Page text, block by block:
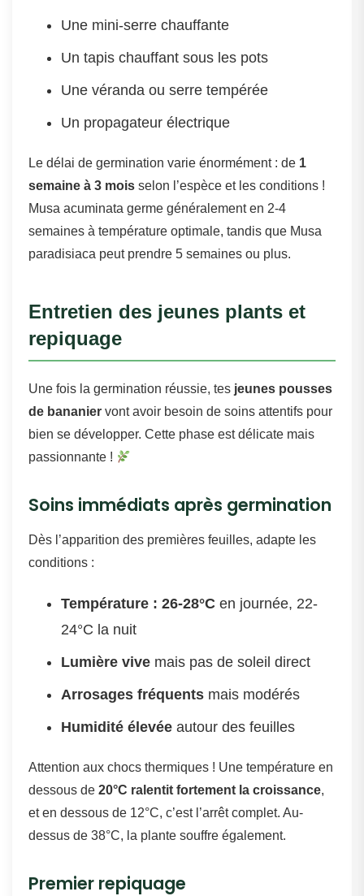
Une mini-serre chauffante
Un tapis chauffant sous les pots
Une véranda ou serre tempérée
Un propagateur électrique
Le délai de germination varie énormément : de 1
semaine à 3 mois selon l’espèce et les conditions !
Musa acuminata germe généralement en 2-4
semaines à température optimale, tandis que Musa
paradisiaca peut prendre 5 semaines ou plus.
Entretien des jeunes plants et
repiquage
Une fois la germination réussie, tes jeunes pousses
de bananier vont avoir besoin de soins attentifs pour
bien se développer. Cette phase est délicate mais
passionnante !
Soins immédiats après germination
Dès l’apparition des premières feuilles, adapte les
conditions :
Température : 26-28°C en journée, 22-
24°C la nuit
Lumière vive mais pas de soleil direct
Arrosages fréquents mais modérés
Humidité élevée autour des feuilles
Attention aux chocs thermiques ! Une température en
dessous de 20°C ralentit fortement la croissance,
et en dessous de 12°C, c’est l’arrêt complet. Au-
dessus de 38°C, la plante souffre également.
Premier repiquage